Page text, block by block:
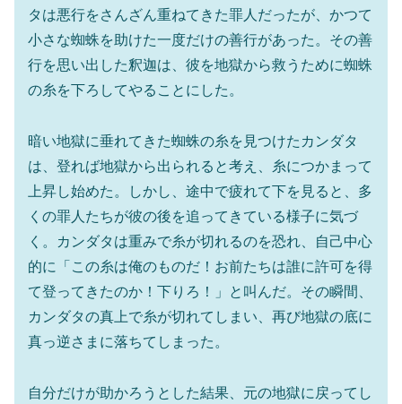
タは悪行をさんざん重ねてきた罪人だったが、かつて
小さな蜘蛛を助けた一度だけの善行があった。その善
行を思い出した釈迦は、彼を地獄から救うために蜘蛛
の糸を下ろしてやることにした。
暗い地獄に垂れてきた蜘蛛の糸を見つけたカンダタ
は、登れば地獄から出られると考え、糸につかまって
上昇し始めた。しかし、途中で疲れて下を見ると、多
くの罪人たちが彼の後を追ってきている様子に気づ
く。カンダタは重みで糸が切れるのを恐れ、自己中心
的に「この糸は俺のものだ！お前たちは誰に許可を得
て登ってきたのか！下りろ！」と叫んだ。その瞬間、
カンダタの真上で糸が切れてしまい、再び地獄の底に
真っ逆さまに落ちてしまった。
自分だけが助かろうとした結果、元の地獄に戻ってし